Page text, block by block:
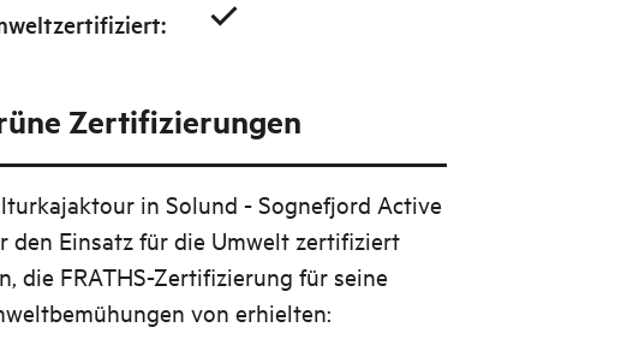
:
Zertifizierungen
in Solund - Sognefjord Active
den Einsatz für die Umwelt zertifiziert
die FRATHS-Zertifizierung für seine
von erhielten: